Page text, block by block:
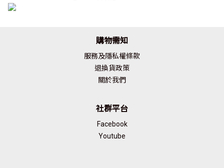
購物需知
服務及隱私權條款
退換貨政策
關於我們
社群平台
Facebook
Youtube